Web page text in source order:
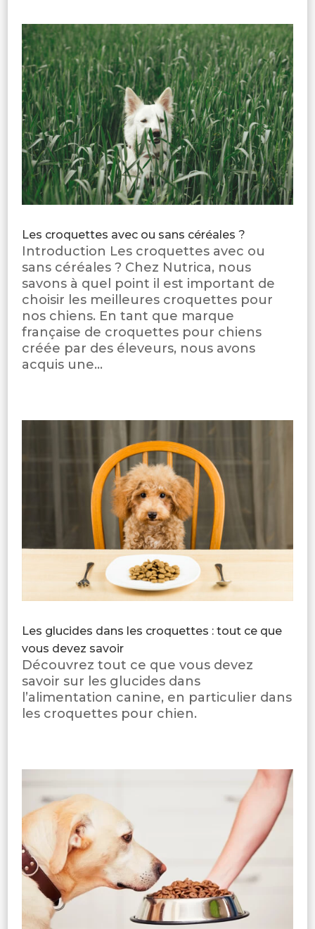
Les croquettes avec ou sans céréales ?
Introduction Les croquettes avec ou
sans céréales ? Chez Nutrica, nous
savons à quel point il est important de
choisir les meilleures croquettes pour
nos chiens. En tant que marque
française de croquettes pour chiens
créée par des éleveurs, nous avons
acquis une...
Les glucides dans les croquettes : tout ce que
vous devez savoir
Découvrez tout ce que vous devez
savoir sur les glucides dans
l’alimentation canine, en particulier dans
les croquettes pour chien.